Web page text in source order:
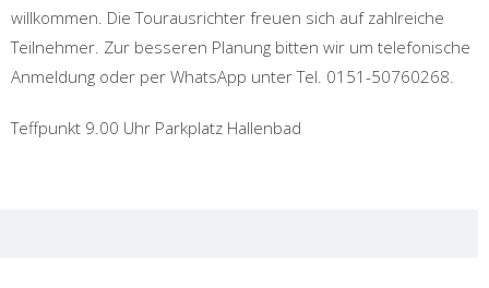
willkommen. Die Tourausrichter freuen sich auf zahlreiche
Teilnehmer. Zur besseren Planung bitten wir um telefonische
Anmeldung oder per WhatsApp unter Tel. 0151-50760268.
Teffpunkt 9.00 Uhr Parkplatz Hallenbad